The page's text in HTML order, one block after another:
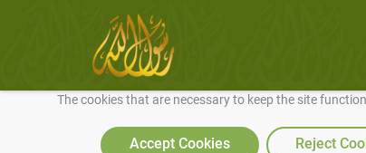
We use cookies to make our site work well for you and so we
The cookies that are necessary to keep the site
Accept Cookies Reject